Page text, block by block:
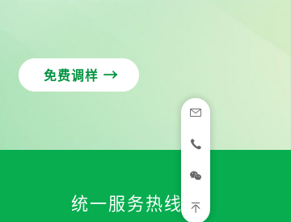
免费调样 
统一服务热线：



